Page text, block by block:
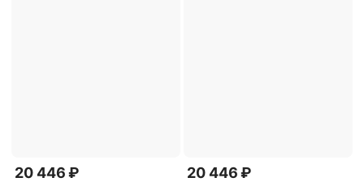
20 446 ₽ 20 446 ₽